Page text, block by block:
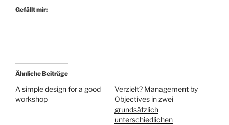
Gefällt mir:
Ähnliche Beiträge
A simple design for a good
workshop
Verzielt? Management by
Objectives in zwei
grundsätzlich
unterschiedlichen